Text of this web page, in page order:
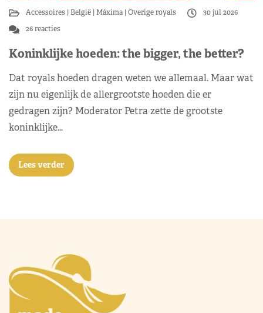
Accessoires België Máxima Overige royals
30 jul 2026
26 reacties
Koninklijke hoeden: the bigger, the better?
Dat royals hoeden dragen weten we allemaal. Maar wat
zijn nu eigenlijk de allergrootste hoeden die er
gedragen zijn? Moderator Petra zette de grootste
koninklijke…
Lees verder